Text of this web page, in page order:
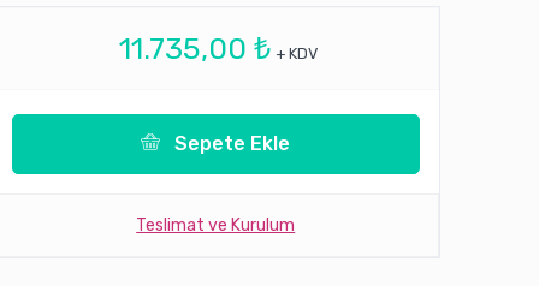
11.735,00 ₺ + KDV
Sepete Ekle
Teslimat ve Kurulum